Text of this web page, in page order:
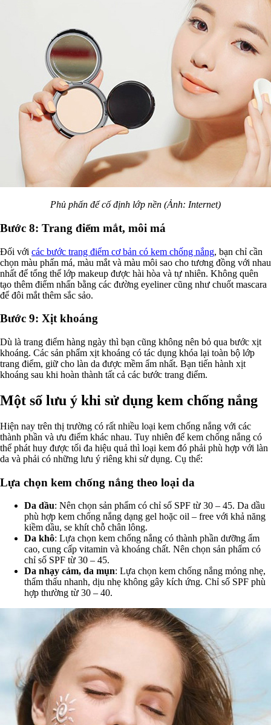
Phủ phấn để cố định lớp nền (Ảnh: Internet)
Bước 8: Trang điểm mắt, môi má
Đối với các bước trang điểm cơ bản có kem chống nắng, bạn chỉ cần
chọn màu phấn má, màu mắt và màu môi sao cho tương đồng với nhau
nhất để tổng thể lớp makeup được hài hòa và tự nhiên. Không quên
tạo thêm điểm nhấn bằng các đường eyeliner cũng như chuốt mascara
để đôi mắt thêm sắc sảo.
Bước 9: Xịt khoáng
Dù là trang điểm hàng ngày thì bạn cũng không nên bỏ qua bước xịt
khoáng. Các sản phẩm xịt khoáng có tác dụng khóa lại toàn bộ lớp
trang điểm, giữ cho làn da được mềm ẩm nhất. Bạn tiến hành xịt
khoáng sau khi hoàn thành tất cả các bước trang điểm.
Một số lưu ý khi sử dụng kem chống nắng
Hiện nay trên thị trường có rất nhiều loại kem chống nắng với các
thành phần và ưu điểm khác nhau. Tuy nhiên để kem chống nắng có
thể phát huy được tối đa hiệu quả thì loại kem đó phải phù hợp với làn
da và phải có những lưu ý riêng khi sử dụng. Cụ thể:
Lựa chọn kem chống nắng theo loại da
Da dầu: Nên chọn sản phẩm có chỉ số SPF từ 30 – 45. Da dầu
phù hợp kem chống nắng dạng gel hoặc oil – free với khả năng
kiềm dầu, se khít chỗ chân lông.
Da khô: Lựa chọn kem chống nắng có thành phần dưỡng ẩm
cao, cung cấp vitamin và khoáng chất. Nên chọn sản phẩm có
chỉ số SPF từ 30 – 45.
Da nhạy cảm, da mụn: Lựa chọn kem chống nắng mỏng nhẹ,
thẩm thấu nhanh, dịu nhẹ không gây kích ứng. Chỉ số SPF phù
hợp thường từ 30 – 40.